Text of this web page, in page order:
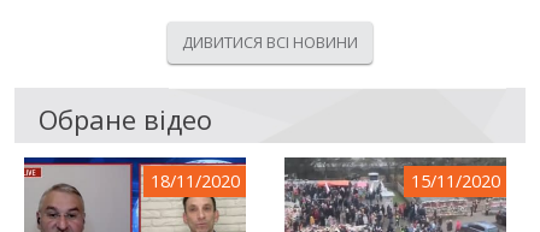
ДИВИТИСЯ ВСІ НОВИНИ
Обране відео
18/11/2020 15/11/2020